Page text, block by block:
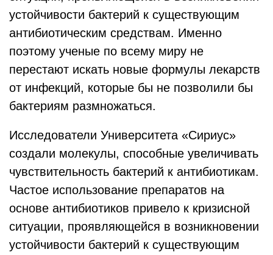
устойчивости бактерий к существующим
антибиотическим средствам. Именно
поэтому ученые по всему миру не
перестают искать новые формулы лекарств
от инфекций, которые бы не позволили бы
бактериям размножаться.
Исследователи Университета «Сириус»
создали молекулы, способные увеличивать
чувствительность бактерий к антибиотикам.
Частое использование препаратов на
основе антибиотиков привело к кризисной
ситуации, проявляющейся в возникновении
устойчивости бактерий к существующим